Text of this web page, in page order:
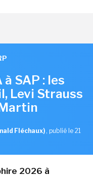
SAP : les
Levi Strauss
Fléchaux) , publié le 21
2026 à